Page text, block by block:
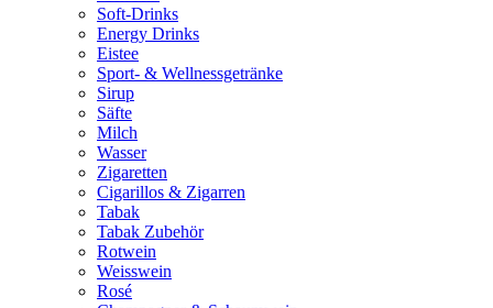
Soft-Drinks
Energy Drinks
Eistee
Sport- & Wellnessgetränke
Sirup
Säfte
Milch
Wasser
Zigaretten
Cigarillos & Zigarren
Tabak
Tabak Zubehör
Rotwein
Weisswein
Rosé